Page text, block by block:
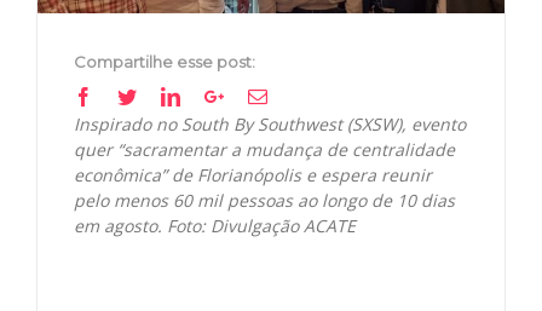
Compartilhe esse post:
Facebook
TwitterLinkedinGoogle+Email
Inspirado no South By Southwest (SXSW), evento
quer “sacramentar a mudança de centralidade
econômica” de Florianópolis e espera reunir
pelo menos 60 mil pessoas ao longo de 10 dias
em agosto. Foto: Divulgação ACATE